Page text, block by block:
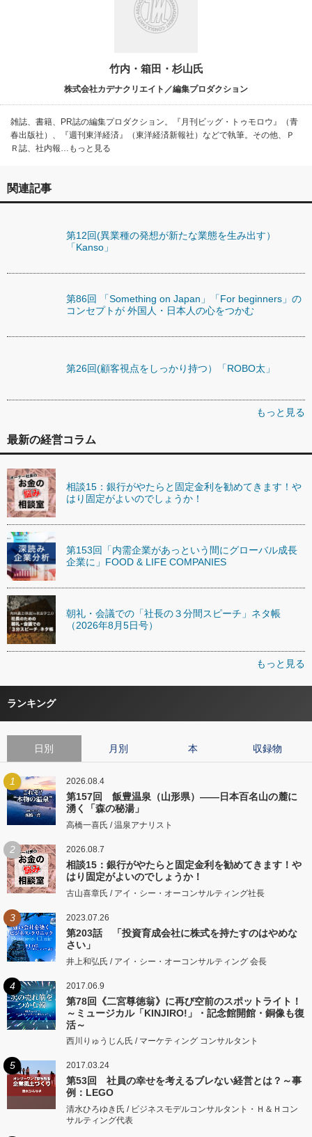
竹内・箱田・杉山氏
株式会社カデナクリエイト／編集プロダクション
雑誌、書籍、PR誌の編集プロダクション。『月刊ビッグ・トゥモロウ』（青
春出版社）、『週刊東洋経済』（東洋経済新報社）などで執筆。その他、Ｐ
Ｒ誌、社内報…もっと見る
関連記事
第12回(異業種の発想が新たな業態を生み出す）
「Kanso」
第86回 「Something on Japan」「For beginners」の
コンセプトが 外国人・日本人の心をつかむ
第26回(顧客視点をしっかり持つ）「ROBO太」
もっと見る
最新の経営コラム
相談15：銀行がやたらと固定金利を勧めてきます！や
はり固定がよいのでしょうか！
第153回「内需企業があっという間にグローバル成長
企業に」FOOD & LIFE COMPANIES
朝礼・会議での「社長の３分間スピーチ」ネタ帳
（2026年8月5日号）
もっと見る
ランキング
日別 月別 本 収録物
1 2026.08.4
第157回 飯豊温泉（山形県）――日本百名山の麓に
湧く「森の秘湯」
高橋一喜氏 / 温泉アナリスト
2 2026.08.7
相談15：銀行がやたらと固定金利を勧めてきます！や
はり固定がよいのでしょうか！
古山喜章氏 / アイ・シー・オーコンサルティング社長
3 2023.07.26
第203話 「投資育成会社に株式を持たすのはやめな
さい」
井上和弘氏 / アイ・シー・オーコンサルティング 会長
4 2017.06.9
第78回《二宮尊徳翁》に再び空前のスポットライト！
～ミュージカル「KINJIRO!」・記念館開館・銅像も復
活～
西川りゅうじん氏 / マーケティング コンサルタント
5 2017.03.24
第53回 社員の幸せを考えるブレない経営とは？～事
例：LEGO
清水ひろゆき氏 / ビジネスモデルコンサルタント・Ｈ＆Ｈコン
サルティング代表